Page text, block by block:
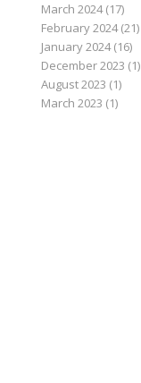
March 2024(17)
February 2024(21)
January 2024(16)
December 2023 (1)
August 2023 (1)
March 2023 (1)